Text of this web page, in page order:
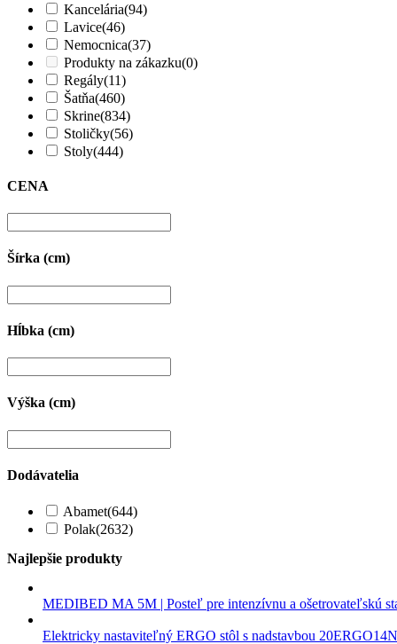
Kancelária(94)
Lavice(46)
Nemocnica(37)
Produkty na zákazku(0)
Regály(11)
Šatňa(460)
Skrine(834)
Stoličky(56)
Stoly(444)
CENA
Šírka (cm)
Hĺbka (cm)
Výška (cm)
Dodávatelia
Abamet(644)
Polak(2632)
Najlepšie produkty
MEDIBED MA 5M | Posteľ pre intenzívnu a ošetrovateľskú
Elektricky nastaviteľný ERGO stôl s nadstavbou 20ERGO14N